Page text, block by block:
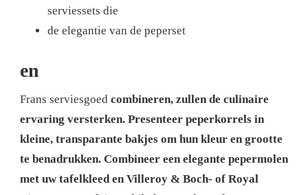
serviessets die
de elegantie van de peperset
en
Frans serviesgoed combineren, zullen de culinaire
ervaring versterken. Presenteer peperkorrels in
kleine, transparante bakjes om hun kleur en grootte
te benadrukken. Combineer een elegante pepermolen
met uw tafelkleed en Villeroy & Boch- of Royal